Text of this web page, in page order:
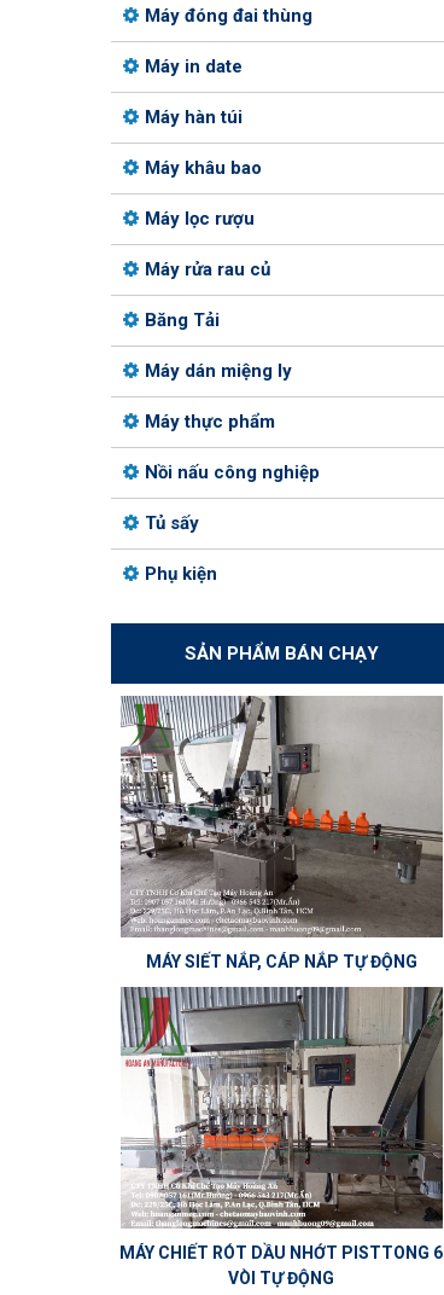
Máy đóng đai thùng
Máy in date
Máy hàn túi
Máy khâu bao
Máy lọc rượu
Máy rửa rau củ
Băng Tải
Máy dán miệng ly
Máy thực phẩm
Nồi nấu công nghiệp
Tủ sấy
Phụ kiện
SẢN PHẨM BÁN CHẠY
MÁY SIẾT NẮP, CÁP NẮP TỰ ĐỘNG
MÁY CHIẾT RÓT DẦU NHỚT PISTTONG 6
VÒI TỰ ĐỘNG